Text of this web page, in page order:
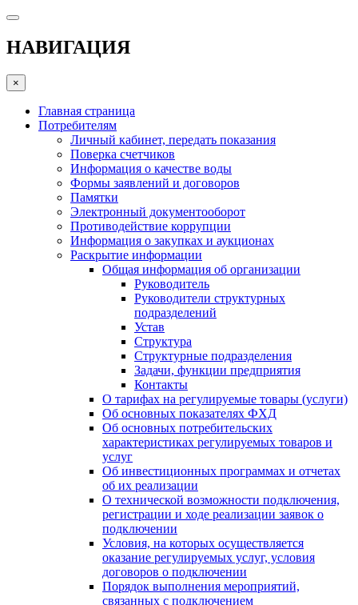
НАВИГАЦИЯ
×
Главная страница
Потребителям
Личный кабинет, передать показания
Поверка счетчиков
Информация о качестве воды
Формы заявлений и договоров
Памятки
Электронный документооборот
Противодействие коррупции
Информация о закупках и аукционах
Раскрытие информации
Общая информация об организации
Руководитель
Руководители структурных
подразделений
Устав
Структура
Структурные подразделения
Задачи, функции предприятия
Контакты
О тарифах на регулируемые товары (услуги)
Об основных показателях ФХД
Об основных потребительских
характеристиках регулируемых товаров и
услуг
Об инвестиционных программах и отчетах
об их реализации
О технической возможности подключения,
регистрации и ходе реализации заявок о
подключении
Условия, на которых осуществляется
оказание регулируемых услуг, условия
договоров о подключении
Порядок выполнения мероприятий,
связанных с подключением